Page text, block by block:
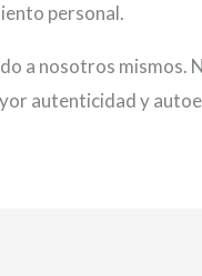
personal.
a nosotros mismos.
autenticidad y